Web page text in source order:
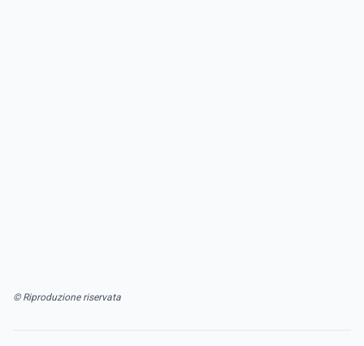
© Riproduzione riservata